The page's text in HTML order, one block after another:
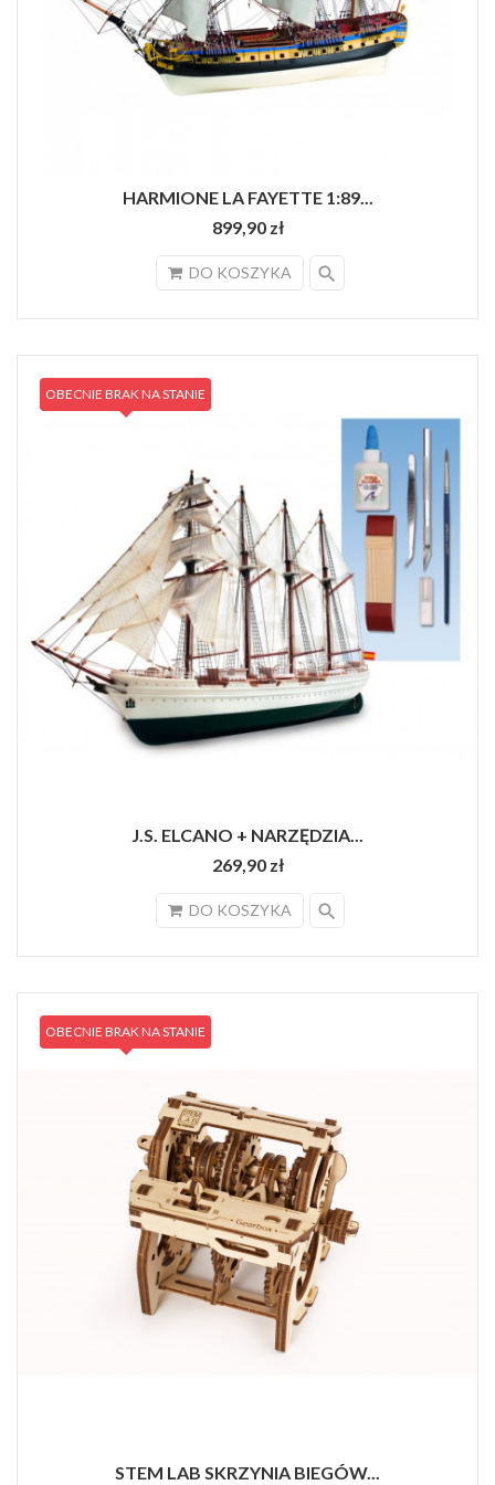
HARMIONE LA FAYETTE 1:89...
899,90 zł
DO KOSZYKA search
J.S. ELCANO + NARZĘDZIA...
269,90 zł
DO KOSZYKA search
OBECNIE BRAK NA STANIE
STEM LAB SKRZYNIA BIEGÓW...
OBECNIE BRAK NA STANIE